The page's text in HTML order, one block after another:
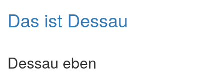
Das ist Dessau
Dessau eben